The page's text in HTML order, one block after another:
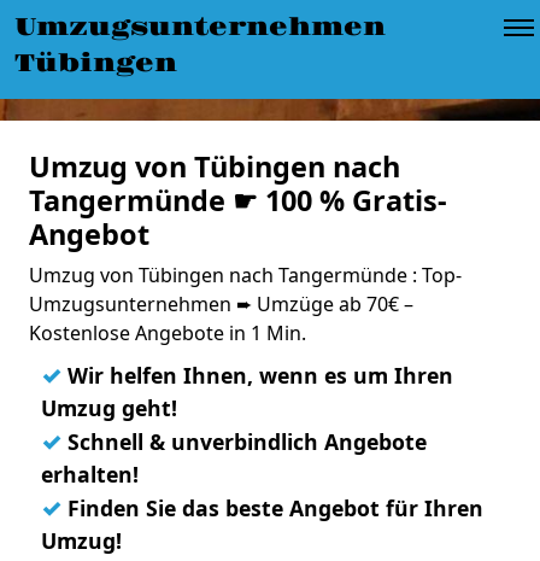
Umzugsunternehmen
Tübingen
Umzug von Tübingen nach
Tangermünde ☛ 100 % Gratis-
Angebot
Umzug von Tübingen nach Tangermünde : Top-
Umzugsunternehmen ➨ Umzüge ab 70€ –
Kostenlose Angebote in 1 Min.
✓ Wir helfen Ihnen, wenn es um Ihren
Umzug geht!
✓ Schnell & unverbindlich Angebote
erhalten!
✓ Finden Sie das beste Angebot für Ihren
Umzug!